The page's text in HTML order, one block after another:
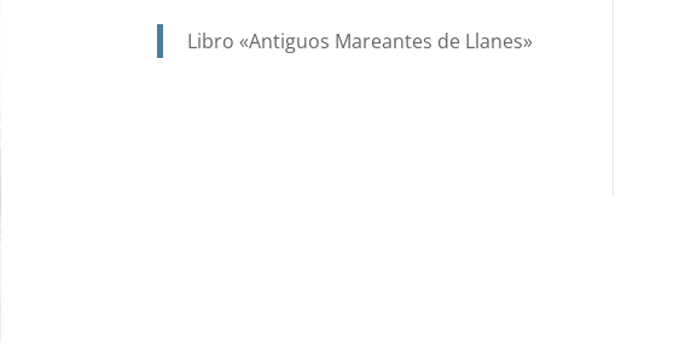
PROTECTORA
Libro «Antiguos Mareantes de Llanes»